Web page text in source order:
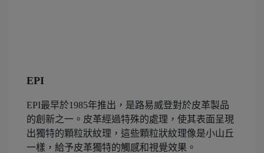
EPI
EPI最早於1985年推出，是路易威登對於皮革製品
的創新之一。皮革經過特殊的處理，使其表面呈現
出獨特的顆粒狀紋理，這些顆粒狀紋理像是小山丘
一樣，給予皮革獨特的觸感和視覺效果。